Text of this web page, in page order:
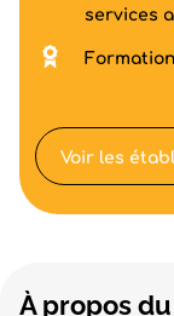
À propos
services
Voir les